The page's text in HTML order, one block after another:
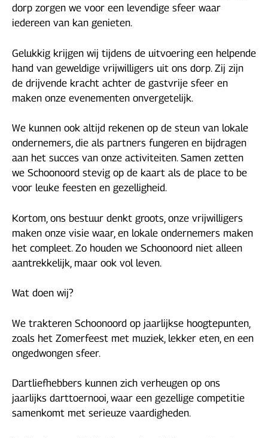
dorp zorgen we voor een levendige sfeer waar
iedereen van kan genieten.
Gelukkig krijgen wij tijdens de uitvoering een helpende
hand van geweldige vrijwilligers uit ons dorp. Zij zijn
de drijvende kracht achter de gastvrije sfeer en
maken onze evenementen onvergetelijk.
We kunnen ook altijd rekenen op de steun van lokale
ondernemers, die als partners fungeren en bijdragen
aan het succes van onze activiteiten. Samen zetten
we Schoonoord stevig op de kaart als de place to be
voor leuke feesten en gezelligheid.
Kortom, ons bestuur denkt groots, onze vrijwilligers
maken onze visie waar, en lokale ondernemers maken
het compleet. Zo houden we Schoonoord niet alleen
aantrekkelijk, maar ook vol leven.
Wat doen wij?
We trakteren Schoonoord op jaarlijkse hoogtepunten,
zoals het Zomerfeest met muziek, lekker eten, en een
ongedwongen sfeer.
Dartliefhebbers kunnen zich verheugen op ons
jaarlijks darttoernooi, waar een gezellige competitie
samenkomt met serieuze vaardigheden.